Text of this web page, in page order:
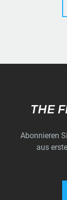
THE
Abonnieren
aus